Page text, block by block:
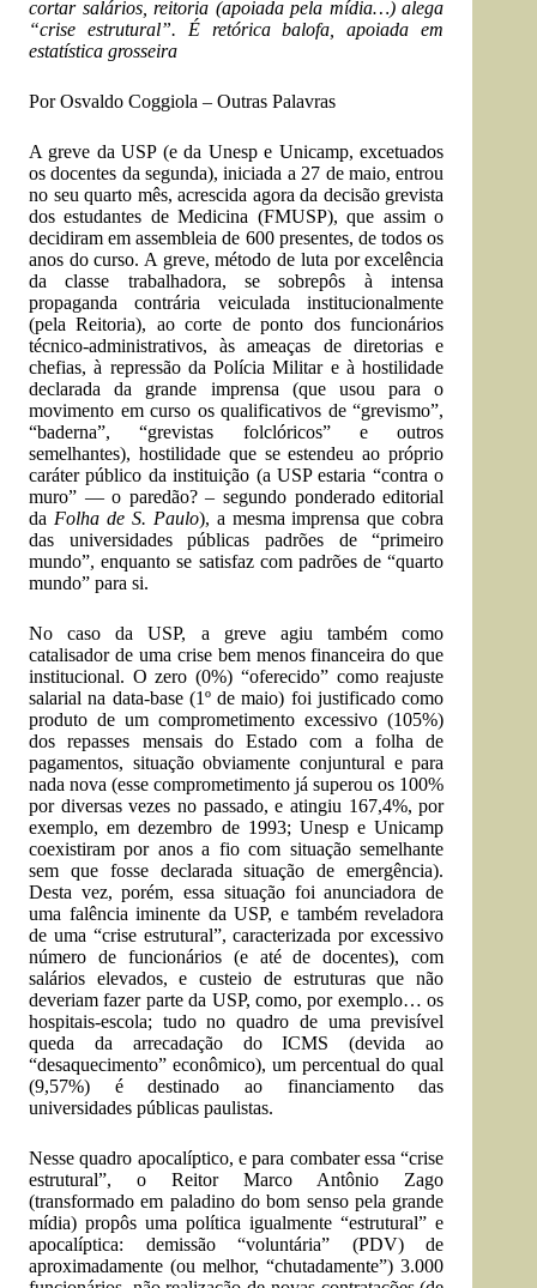
cortar salários, reitoria (apoiada pela mídia…) alega
“crise estrutural”. É retórica balofa, apoiada em
estatística grosseira
Por Osvaldo Coggiola – Outras Palavras
A greve da USP (e da Unesp e Unicamp, excetuados
os docentes da segunda), iniciada a 27 de maio, entrou
no seu quarto mês, acrescida agora da decisão grevista
dos estudantes de Medicina (FMUSP), que assim o
decidiram em assembleia de 600 presentes, de todos os
anos do curso. A greve, método de luta por excelência
da classe trabalhadora, se sobrepôs à intensa
propaganda contrária veiculada institucionalmente
(pela Reitoria), ao corte de ponto dos funcionários
técnico-administrativos, às ameaças de diretorias e
chefias, à repressão da Polícia Militar e à hostilidade
declarada da grande imprensa (que usou para o
movimento em curso os qualificativos de “grevismo”,
“baderna”, “grevistas folclóricos” e outros
semelhantes), hostilidade que se estendeu ao próprio
caráter público da instituição (a USP estaria “contra o
muro” — o paredão? – segundo ponderado editorial
da Folha de S. Paulo), a mesma imprensa que cobra
das universidades públicas padrões de “primeiro
mundo”, enquanto se satisfaz com padrões de “quarto
mundo” para si.
No caso da USP, a greve agiu também como
catalisador de uma crise bem menos financeira do que
institucional. O zero (0%) “oferecido” como reajuste
salarial na data-base (1º de maio) foi justificado como
produto de um comprometimento excessivo (105%)
dos repasses mensais do Estado com a folha de
pagamentos, situação obviamente conjuntural e para
nada nova (esse comprometimento já superou os 100%
por diversas vezes no passado, e atingiu 167,4%, por
exemplo, em dezembro de 1993; Unesp e Unicamp
coexistiram por anos a fio com situação semelhante
sem que fosse declarada situação de emergência).
Desta vez, porém, essa situação foi anunciadora de
uma falência iminente da USP, e também reveladora
de uma “crise estrutural”, caracterizada por excessivo
número de funcionários (e até de docentes), com
salários elevados, e custeio de estruturas que não
deveriam fazer parte da USP, como, por exemplo… os
hospitais-escola; tudo no quadro de uma previsível
queda da arrecadação do ICMS (devida ao
“desaquecimento” econômico), um percentual do qual
(9,57%) é destinado ao financiamento das
universidades públicas paulistas.
Nesse quadro apocalíptico, e para combater essa “crise
estrutural”, o Reitor Marco Antônio Zago
(transformado em paladino do bom senso pela grande
mídia) propôs uma política igualmente “estrutural” e
apocalíptica: demissão “voluntária” (PDV) de
aproximadamente (ou melhor, “chutadamente”) 3.000